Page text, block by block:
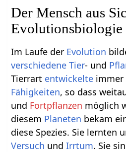
Der Mensch aus
Evolutionsbiologie
Im Laufe der Evolution
verschiedene Tier- und
Tierrart entwickelte immer
Fähigkeiten, so dass
und Fortpflanzen möglich
diesem Planeten bekam
diese Spezies. Sie lernten
Versuch undIrrtum. Sie